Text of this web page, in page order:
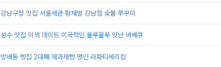
강남구청 맛집 서울세관 황재벌 강남점 숯불 쭈꾸미
성수 맛집 이색 데이트 이국적인 울루울루 맛난 바베큐
방배동 빵집 2대째 제과제빵 명인 라파티세리킴